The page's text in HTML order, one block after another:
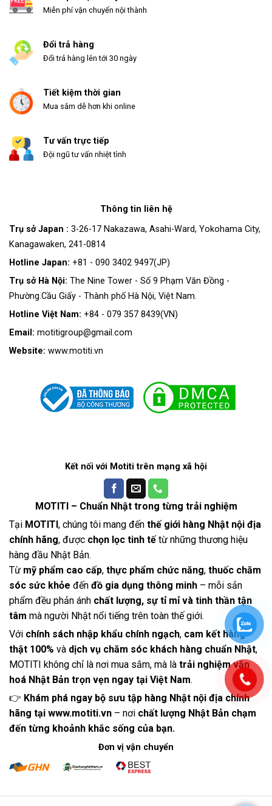
Miễn phí vận chuyển nội thành
Đổi trả hàng
Đổi trả hàng lên tới 30 ngày
Tiết kiệm thời gian
Mua sắm dễ hơn khi online
Tư vấn trực tiếp
Đội ngũ tư vấn nhiệt tình
Thông tin liên hệ
Trụ sở Japan : 3-26-17 Nakazawa, Asahi-Ward, Yokohama City,
Kanagawaken, 241-0814
Hotline Japan: +81 - 090 3402 9497(JP)
Trụ sở Hà Nội: The Nine Tower - Số 9 Phạm Văn Đồng -
Phường.Cầu Giấy - Thành phố Hà Nội, Việt Nam.
Hotline Việt Nam: +84 - 079 357 8439(VN)
Email: motitigroup@gmail.com
Website: www.motiti.vn
Kết nối với Motiti trên mạng xã hội
MOTITI – Chuẩn Nhật trong từng trải nghiệm
Tại MOTITI, chúng tôi mang đến thế giới hàng Nhật nội địa
chính hãng, được chọn lọc tinh tếtừ những thương hiệu
hàng đầu Nhật Bản.
Từ mỹ phẩm cao cấp, thực phẩm chức năng, thuốc chăm
sóc sức khỏe đến đồ gia dụng thông minh – mỗi sản
phẩm đều phản ánh chất lượng, sự tỉ mỉ và tinh thần tận
tâm mà người Nhật nổi tiếng trên toàn thế giới.
Với chính sách nhập khẩu chính ngạch, cam kết hàng
thật 100% và dịch vụ chăm sóc khách hàng chuẩn Nhật,
MOTITI không chỉ là nơi mua sắm, mà là trải nghiệm văn
hoá Nhật Bản trọn vẹn ngay tại Việt Nam.
👉 Khám phá ngay bộ sưu tập hàng Nhật nội địa chính
hãng tại www.motiti.vn – nơi chất lượng Nhật Bản chạm
đến từng khoảnh khắc sống của bạn.
Đơn vị vận chuyển